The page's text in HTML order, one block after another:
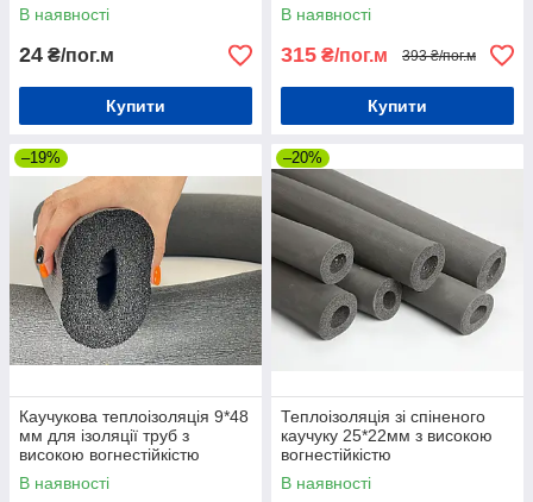
вологостійкістю
В наявності
24 ₴/пог.м
Купити
вологостійкістю
В наявності
315 ₴/пог.м 393 ₴/пог.м
Купити
–19%
Каучукова теплоізоляція 9*48
мм для ізоляції труб з
високою вогнестійкістю
В наявності
–20%
Теплоізоляція зі спіненого
каучуку 25*22мм з високою
вогнестійкістю
В наявності